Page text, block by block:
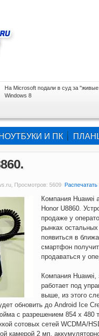
На Microsoft подали в суд за "живые
Windows 8
НОУТБУКИ И ПК
Просмотров: 5609 Распечатать
Компания Huawei
Honor U8860.
продаже у
рынках
появиться в
смартфон
продаваться у
Компания
работает под
выше, из этого
обновить до Android Ice
с разрешением 854 х 480
сотовых сетей WCDMA/
камерой 2 мп,